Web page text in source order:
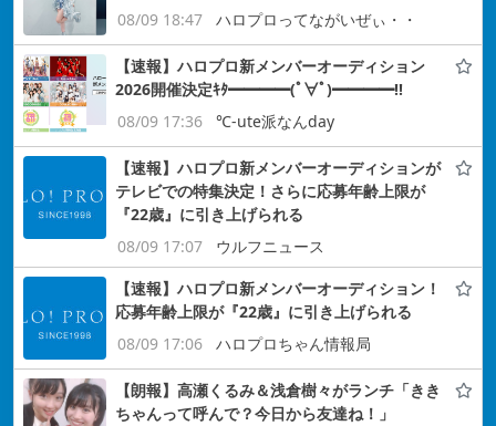
08/09 18:47
ハロプロってながいぜぃ・・
【速報】ハロプロ新メンバーオーディション
2026開催決定ｷﾀ━━━━(ﾟ∀ﾟ)━━━━!!
08/09 17:36
℃-ute派なんday
【速報】ハロプロ新メンバーオーディションが
テレビでの特集決定！さらに応募年齢上限が
『22歳』に引き上げられる
08/09 17:07
ウルフニュース
【速報】ハロプロ新メンバーオーディション！
応募年齢上限が『22歳』に引き上げられる
08/09 17:06
ハロプロちゃん情報局
【朗報】高瀬くるみ＆浅倉樹々がランチ「きき
ちゃんって呼んで？今日から友達ね！」